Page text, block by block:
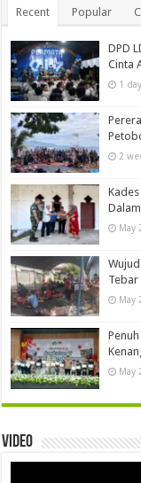
Recent Popular
DPD
Cinta
1
2
May
Tebar
May
May
Video